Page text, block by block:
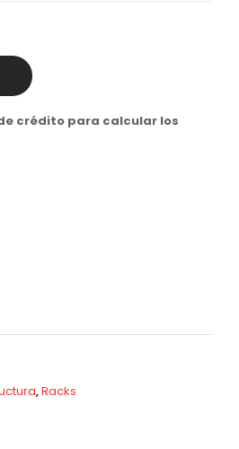
crédito para calcular los
,Racks